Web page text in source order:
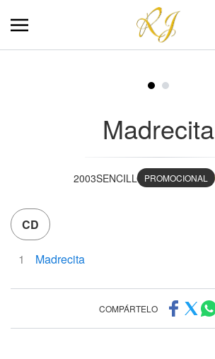
Madrecita
2003SENCILLO PROMOCIONAL
CD
1 Madrecita
COMPÁRTELO